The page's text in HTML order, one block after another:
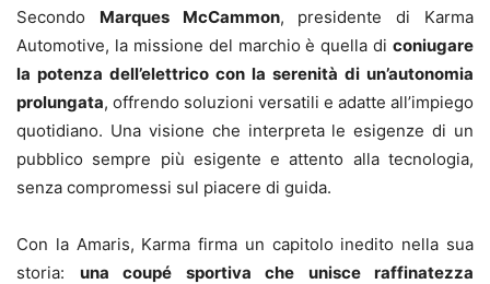
Secondo Marques McCammon, presidente di Karma
Automotive, la missione del marchio è quella di coniugare
la potenza dell’elettrico con la serenità di un’autonomia
prolungata, offrendo soluzioni versatili e adatte all’impiego
quotidiano. Una visione che interpreta le esigenze di un
pubblico sempre più esigente e attento alla tecnologia,
senza compromessi sul piacere di guida.
Con la Amaris, Karma firma un capitolo inedito nella sua
storia: una coupé sportiva che unisce raffinatezza